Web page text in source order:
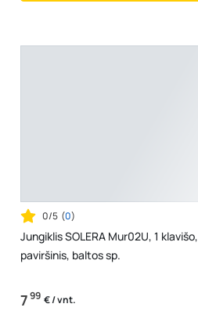
0/5 (0)
Jungiklis SOLERA Mur02U, 1 klavišo,
paviršinis, baltos sp.
799 € / vnt.